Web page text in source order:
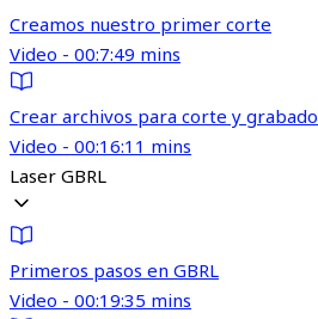
Creamos nuestro primer corte
Video - 00:7:49 mins
Crear archivos para corte y grabado
Video - 00:16:11 mins
Laser GBRL
Primeros pasos en GBRL
Video - 00:19:35 mins